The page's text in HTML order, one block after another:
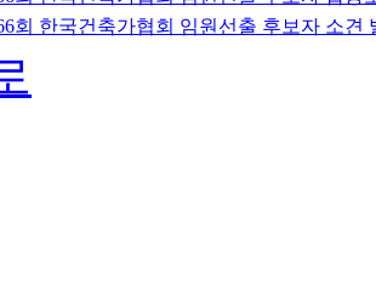
회 한국건축가협회 임원선출 후보자 소견